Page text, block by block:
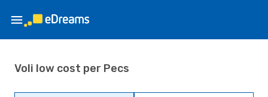
Voli low cost per Pecs